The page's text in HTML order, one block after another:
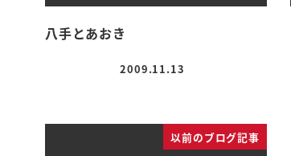
八手とあおき
投稿日
2009.11.13
以前のブログ記事